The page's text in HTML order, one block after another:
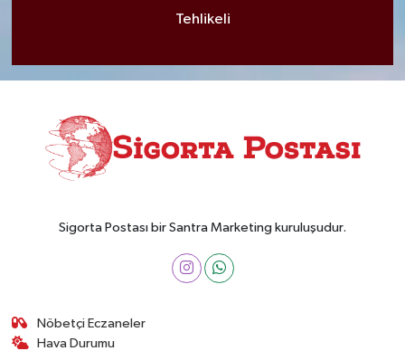
Tehlikeli
Sigorta Postası bir Santra Marketing kuruluşudur.
Nöbetçi Eczaneler
Hava Durumu